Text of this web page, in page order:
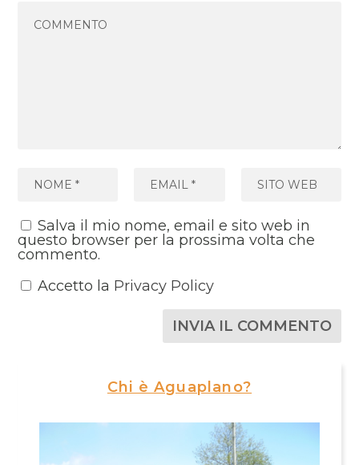
Salva il mio nome, email e sito web in
questo browser per la prossima volta che
commento.
Accetto la Privacy Policy
Chi è Aguaplano?